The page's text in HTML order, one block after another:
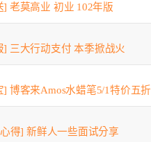
] 老莫高业 初业 102年版
] 三大行动支付 本季掀战火
] 博客来Amos水蜡笔5/1特价五折
得] 新鲜人一些面试分享